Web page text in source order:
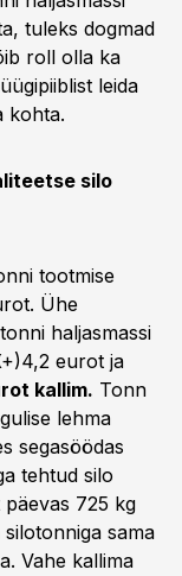
tuleks dogmad
roll olla ka
leida
kohta.
silo
tootmise
Ühe
haljasmassi
eurot ja
kallim. Tonn
lehma
segasöödas
tehtud silo
725 kg
sama
Vahe kallima